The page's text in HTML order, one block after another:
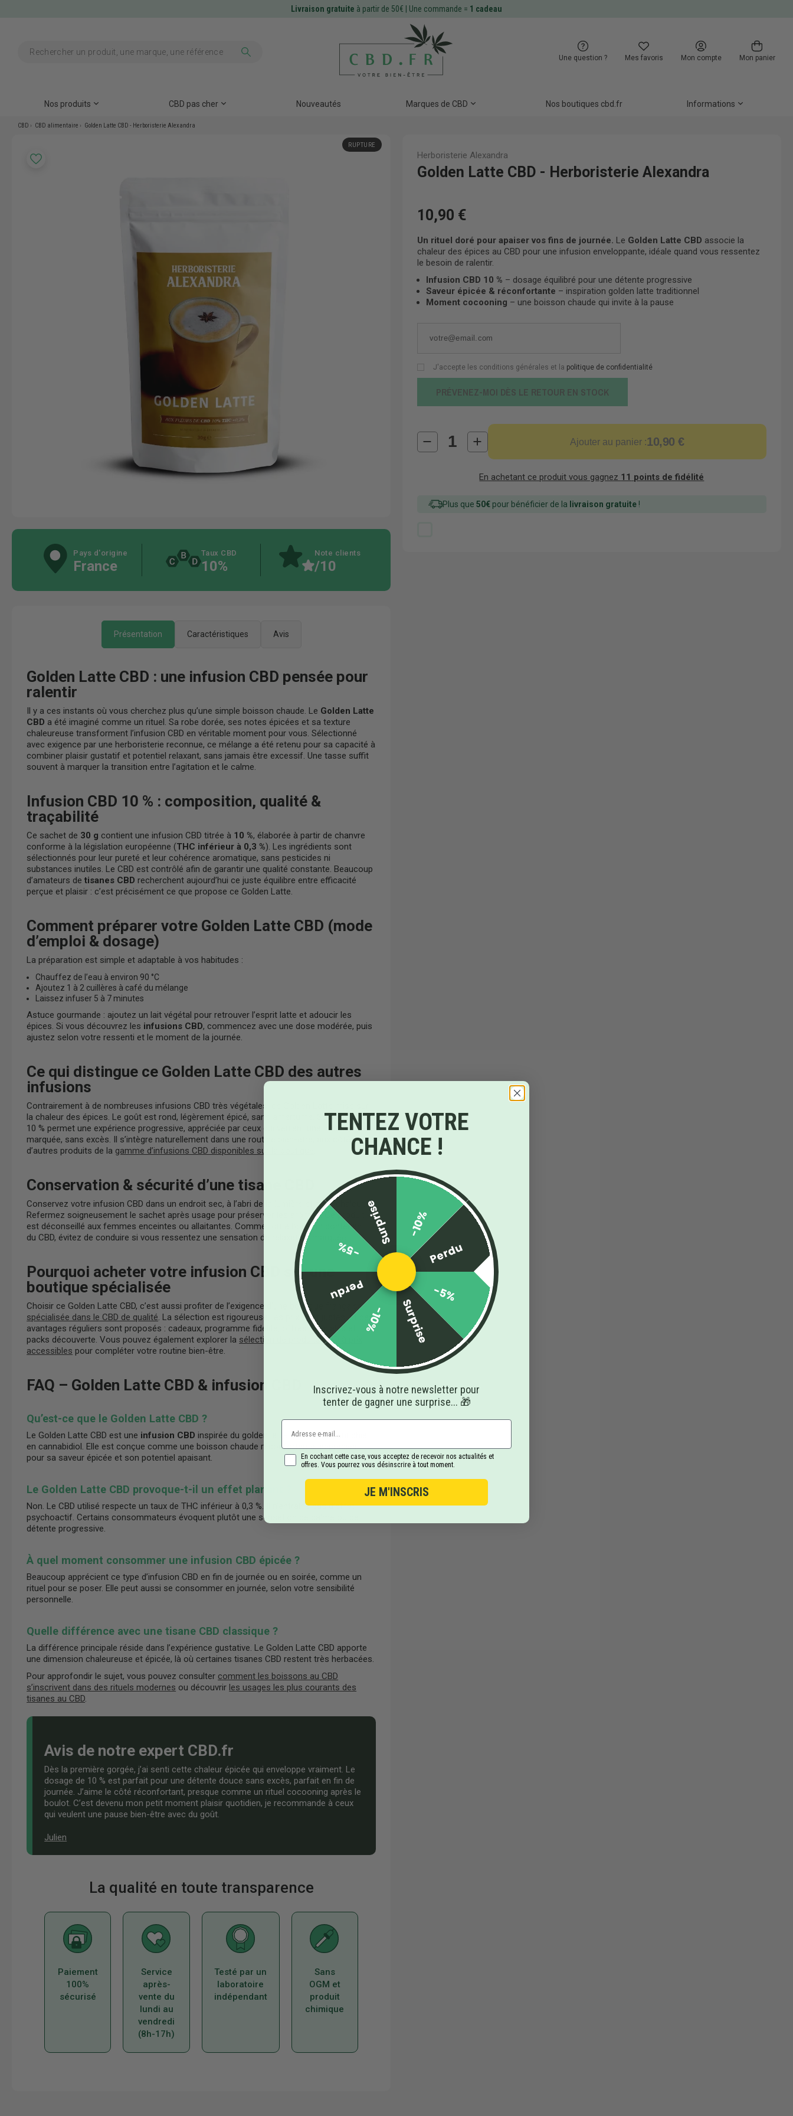
Livraison gratuite à partir de 50€ | Une commande = 1 cadeau
Mon compte
Une question ? Mes favoris Mon panier
Nos produits CBD pas cher Nouveautés Marques de CBD Nos boutiques cbd.fr Informations
CBD CBD alimentaire Golden Latte CBD - Herboristerie Alexandra
RUPTURE
Herboristerie Alexandra
Golden Latte CBD - Herboristerie Alexandra
10,90 €
Un rituel doré pour apaiser vos fins de journée. Le Golden Latte CBD associe la
chaleur des épices au CBD pour une infusion enveloppante, idéale quand vous ressentez
le besoin de ralentir.
Infusion CBD 10 % – dosage équilibré pour une détente progressive
Saveur épicée & réconfortante – inspiration golden latte traditionnel
Moment cocooning – une boisson chaude qui invite à la pause
J'accepte les conditions générales et la politique de confidentialité
PRÉVENEZ-MOI DÈS LE RETOUR EN STOCK
Ajouter au panier :10,90 €
En achetant ce produit vous gagnez 11 points de fidélité
Plus que 50€pour bénéficier de la livraison gratuite!
Pays d'origine
France
Taux CBD
10%
Note clients
/10
Présentation Caractéristiques Avis
Golden Latte CBD : une infusion CBD pensée pour
ralentir
Il y a ces instants où vous cherchez plus qu’une simple boisson chaude. Le Golden Latte
CBD a été imaginé comme un rituel. Sa robe dorée, ses notes épicées et sa texture
chaleureuse transforment l’infusion CBD en véritable moment pour vous. Sélectionné
avec exigence par une herboristerie reconnue, ce mélange a été retenu pour sa capacité à
combiner plaisir gustatif et potentiel relaxant, sans jamais être excessif. Une tasse suffit
souvent à marquer la transition entre l’agitation et le calme.
Infusion CBD 10 % : composition, qualité &
traçabilité
Ce sachet de 30 g contient une infusion CBD titrée à 10 %, élaborée à partir de chanvre
conforme à la législation européenne (THC inférieur à 0,3 %). Les ingrédients sont
sélectionnés pour leur pureté et leur cohérence aromatique, sans pesticides ni
substances inutiles. Le CBD est contrôlé afin de garantir une qualité constante. Beaucoup
d’amateurs detisanes CBD recherchent aujourd’hui ce juste équilibre entre efficacité
perçue et plaisir : c’est précisément ce que propose ce Golden Latte.
Comment préparer votre Golden Latte CBD (mode
d’emploi & dosage)
La préparation est simple et adaptable à vos habitudes :
Chauffez de l’eau à environ 90 °C
Ajoutez 1 à 2 cuillères à café du mélange
Laissez infuser 5 à 7 minutes
Astuce gourmande : ajoutez un lait végétal pour retrouver l’esprit latte et adoucir les
épices. Si vous découvrez les infusions CBD, commencez avec une dose modérée, puis
ajustez selon votre ressenti et le moment de la journée.
Ce qui distingue ce Golden Latte CBD des autres
infusions
Contrairement à de nombreuses infusions CBD très végétales, ce Golden Latte mise sur
la chaleur des épices. Le goût est rond, légèrement épicé, sans amertume. Son dosage à
10 % permet une expérience progressive, appréciée par ceux qui veulent une infusion plus
marquée, sans excès. Il s’intègre naturellement dans une routine bien-être, aux côtés
d’autres produits de la gamme d’infusions CBD disponibles sur la boutique
Conservation & sécurité d’une tisane CBD
Conservez votre infusion CBD dans un endroit sec, à l’abri de la lumière et de la chaleur.
Refermez soigneusement le sachet après usage pour préserver les arômes. Ce produit
est déconseillé aux femmes enceintes ou allaitantes. Comme toute boisson contenant
du CBD, évitez de conduire si vous ressentez une sensation de relaxation marquée.
Pourquoi acheter votre infusion CBD sur une
boutique spécialisée
Choisir ce Golden Latte CBD, c’est aussi profiter de l’exigence d’
une boutique française
spécialisée dans le CBD de qualité. La sélection est rigoureuse, les prix sont justes, et des
avantages réguliers sont proposés : cadeaux, programme fidélité, offres spéciales et
packs découverte. Vous pouvez également explorer la sélection de produits CBD à prix
accessibles pour compléter votre routine bien-être.
FAQ – Golden Latte CBD & infusion CBD
Qu’est-ce que le Golden Latte CBD ?
Le Golden Latte CBD est une infusion CBD inspirée du golden latte traditionnel, enrichie
en cannabidiol. Elle est conçue comme une boisson chaude réconfortante, appréciée
pour sa saveur épicée et son potentiel apaisant.
Le Golden Latte CBD provoque-t-il un effet planant ?
Non. Le CBD utilisé respecte un taux de THC inférieur à 0,3 %. Il n’entraîne pas d’effet
psychoactif. Certains consommateurs évoquent plutôt une sensation de calme ou de
détente progressive.
À quel moment consommer une infusion CBD épicée ?
Beaucoup apprécient ce type d’infusion CBD en fin de journée ou en soirée, comme un
rituel pour se poser. Elle peut aussi se consommer en journée, selon votre sensibilité
personnelle.
Quelle différence avec une tisane CBD classique ?
La différence principale réside dans l’expérience gustative. Le Golden Latte CBD apporte
une dimension chaleureuse et épicée, là où certaines tisanes CBD restent très herbacées.
Pour approfondir le sujet, vous pouvez consulter comment les boissons au CBD
s’inscrivent dans des rituels modernes ou découvrir les usages les plus courants des
tisanes au CBD.
Avis de notre expert CBD.fr
Dès la première gorgée, j’ai senti cette chaleur épicée qui enveloppe vraiment. Le
dosage de 10 % est parfait pour une détente douce sans excès, parfait en fin de
journée. J’aime le côté réconfortant, presque comme un rituel cocooning après le
boulot. C’est devenu mon petit moment plaisir quotidien, je recommande à ceux
qui veulent une pause bien-être avec du goût.
Julien
La qualité en toute transparence
Paiement
100%
sécurisé
Service
après-
vente du
lundi au
vendredi
(8h-17h)
Testé par un
laboratoire
indépendant
Sans
OGM et
produit
chimique
TENTEZ VOTRE
CHANCE !
-10%
Perdu
-5%
Surprise
-10%
Perdu
-5%
Surprise
Inscrivez-vous à notre newsletter pour
tenter de gagner une surprise... 🎁
En cochant cette case, vous acceptez de recevoir nos actualités et
offres. Vous pourrez vous désinscrire à tout moment.
JE M'INSCRIS